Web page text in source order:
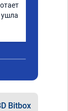
ушла
Bitbox